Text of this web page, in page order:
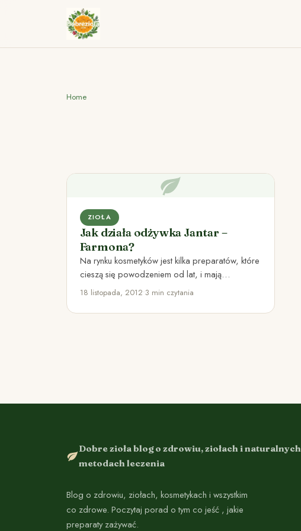
Home
ZIOŁA
Jak działa odżywka Jantar –
Farmona?
Na rynku kosmetyków jest kilka preparatów, które
cieszą się powodzeniem od lat, i mają
niezmienne grono zadowolonych odbiorców.…
18 listopada, 2012•3 min czytania
Dobre zioła blog o zdrowiu, ziołach i naturalnych
metodach leczenia
Blog o zdrowiu, ziołach, kosmetykach i wszystkim
co zdrowe. Poczytaj porad o tym co jeść , jakie
preparaty zażywać.